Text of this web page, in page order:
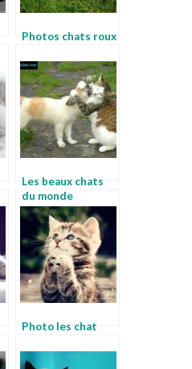
Photos chats roux
Les beaux chats
du monde
Photo les chat